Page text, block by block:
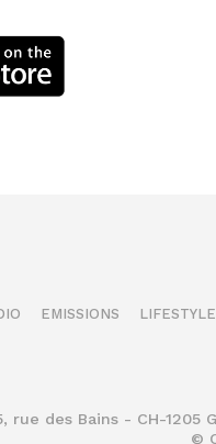
EMISSIONS LIFESTYLE
rue des Bains - CH-
©